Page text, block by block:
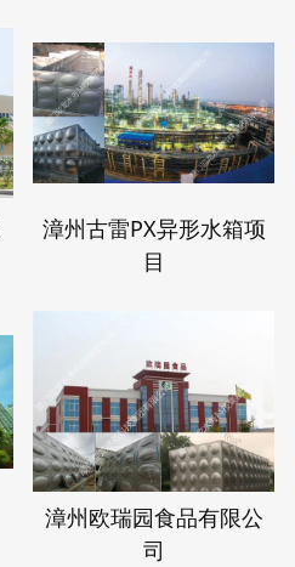
漳州古雷PX异形水箱项
目
漳州欧瑞园食品有限公
司